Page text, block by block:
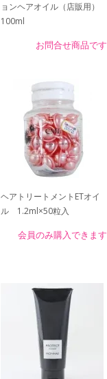
ョンヘアオイル（店販用）
100ml
お問合せ商品です
ヘアトリートメントETオイ
ル 1.2ml×50粒入
会員のみ購入できます